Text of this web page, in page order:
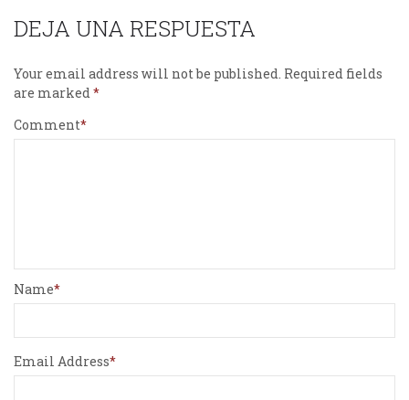
DEJA UNA RESPUESTA
Your email address will not be published. Required fields
are marked
Comment
Name
Email Address